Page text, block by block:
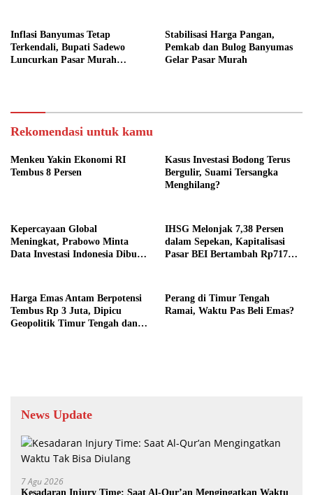
Inflasi Banyumas Tetap
Terkendali, Bupati Sadewo
Luncurkan Pasar Murah
Stabilisasi Harga Pangan,
Pemkab dan Bulog Banyumas
Gelar Pasar Murah
Rekomendasi untuk kamu
Menkeu Yakin Ekonomi RI
Tembus 8 Persen
Kasus Investasi Bodong Terus
Bergulir, Suami Tersangka
Menghilang?
Kepercayaan Global
Meningkat, Prabowo Minta
Data Investasi Indonesia Dibuka
IHSG Melonjak 7,38 Persen
dalam Sepekan, Kapitalisasi
Pasar BEI Bertambah Rp717
Harga Emas Antam Berpotensi
Tembus Rp 3 Juta, Dipicu
Geopolitik Timur Tengah dan
Perang di Timur Tengah
Ramai, Waktu Pas Beli Emas?
News Update
7 Agu 2026
Kesadaran Injury Time: Saat Al-Qur’an Mengingatkan Waktu